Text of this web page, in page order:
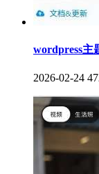
wordpress主
2026-02-24